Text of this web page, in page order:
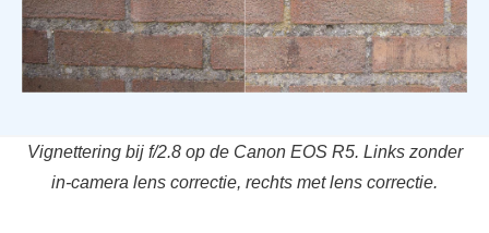
Vignettering bij f/2.8 op de Canon EOS R5. Links zonder
in-camera lens correctie, rechts met lens correctie.